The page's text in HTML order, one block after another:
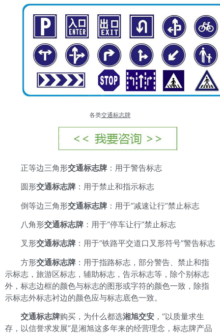
各类交通标志牌
正等边三角形交通标志牌 ：用于警告标志
圆形交通标志牌 ：用于禁止和指示标志
倒等边三角形交通标志牌 ：用于“减速让行”禁止标志
八角形交通标志牌 ：用于“停车让行”禁止标志
叉形交通标志牌 ：用于“铁路平交道口叉形符号”警告标志
方形交通标志牌 ：用于指路标志，部分警告、禁止和指
示标志，旅游区标志，辅助标志，告示标志等，除个别标志
外，标志边框的颜色与标志的图形或字符的颜色一致，除指
示标志外标志衬边的颜色应与标志底色一致。
交通标志牌购买，为什么都选湘旭交安 ，”以质量求生
存，以信誉求发展”是湘旭这多年来的经营理念，标志牌产品